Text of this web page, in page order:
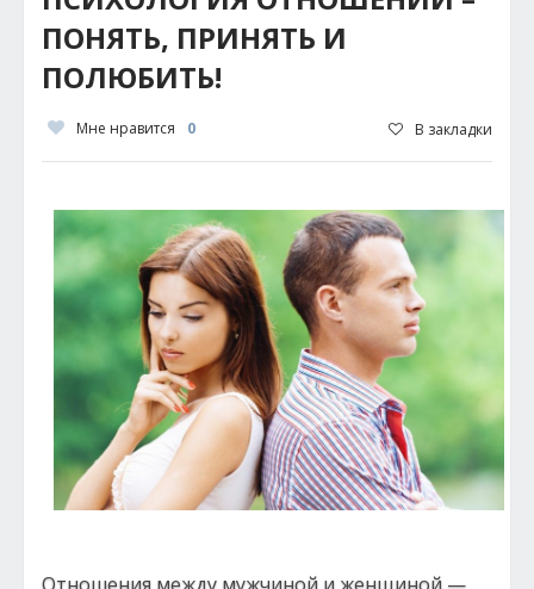
ПОНЯТЬ, ПРИНЯТЬ И
ПОЛЮБИТЬ!
Мне нравится 0 В закладки